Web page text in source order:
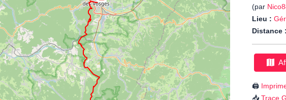
(par
Lieu :
Distance :
🖨️
📥 Trace